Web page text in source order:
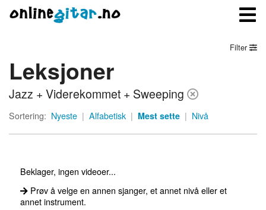
Meny
Logg inn
Filter
Leksjoner
Jazz + Viderekommet + Sweeping
Sortering: Nyeste | Alfabetisk | Mest sette | Nivå
Beklager, ingen videoer...
Prøv å velge en annen sjanger, et annet nivå eller et
annet instrument.